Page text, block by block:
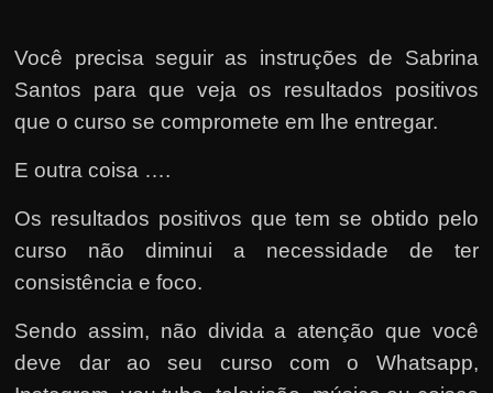
Você precisa seguir as instruções de Sabrina
Santos para que veja os resultados positivos
que o curso se compromete em lhe entregar.
E outra coisa ….
Os resultados positivos que tem se obtido pelo
curso não diminui a necessidade de ter
consistência e foco.
Sendo assim, não divida a atenção que você
deve dar ao seu curso com o Whatsapp,